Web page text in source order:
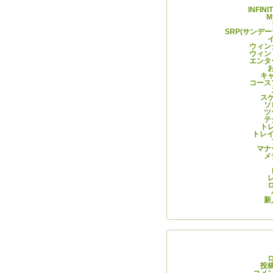
SRP(サンデ
ウィ
ウィ
エンタ
キ
コー
ス
ソ
ツ
テ
ト
トレ
マ
メ
新
投